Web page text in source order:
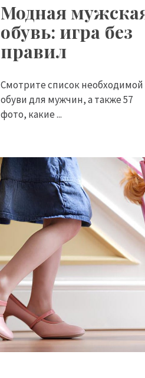
Модная
обувь: игра без
правил
Смотрите список необходимой
обуви для мужчин, а также 57
фото, какие ...